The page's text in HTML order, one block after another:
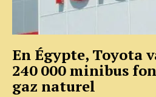
En Égypte, Toyota
240 000 minibus
gaz naturel